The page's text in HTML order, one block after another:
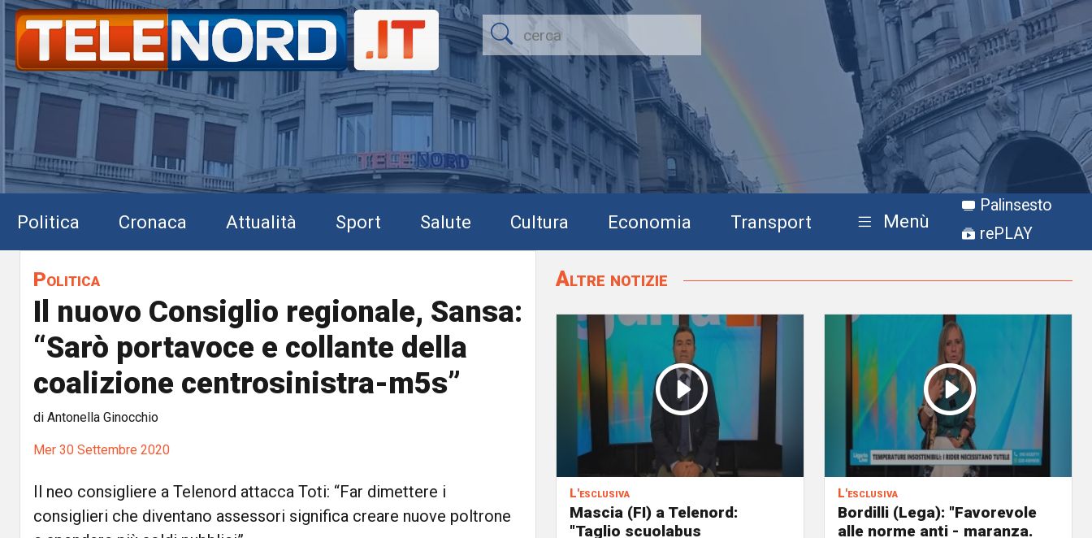
Politica Cronaca Attualità Sport Salute Cultura Economia Transport Menù
Palinsesto
rePLAY
Politica
Il nuovo Consiglio regionale, Sansa:
“Sarò portavoce e collante della
coalizione centrosinistra-m5s”
di Antonella Ginocchio
Mer 30 Settembre 2020
Il neo consigliere a Telenord attacca Toti: “Far dimettere i
consiglieri che diventano assessori significa creare nuove poltrone
Altre notizie
L'esclusiva
Mascia (FI) a Telenord:
"Taglio scuolabus
L'esclusiva
Bordilli (Lega): "Favorevole
alle norme anti - maranza.